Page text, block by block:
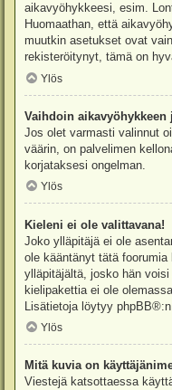
aikavyöhykkeesi, esim.
Huomaathan, että
muutkin asetukset ovat
rekisteröitynyt, tämä on
Ylös
Vaihdoin
Jos olet varmasti valinnut
väärin, on palvelimen
korjataksesi ongelman.
Ylös
Kieleni ei ole valittavana!
Joko ylläpitäjä ei ole
ole kääntänyt tätä
ylläpitäjältä, josko hän
kielipakettia ei ole
Lisätietoja löytyy phpBB®:n
Ylös
Mitä kuvia on
Viestejä katsottaessa